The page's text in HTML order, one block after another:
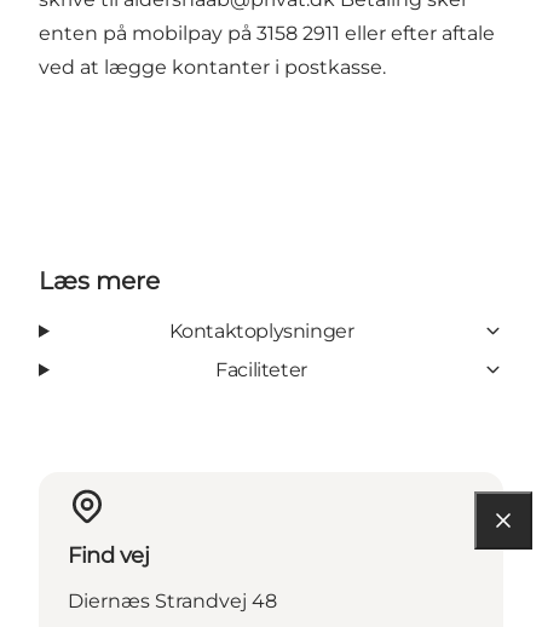
enten på mobilpay på 3158 2911 eller efter aftale
ved at lægge kontanter i postkasse.
Læs mere
Kontaktoplysninger
Faciliteter
Find vej
Diernæs Strandvej 48